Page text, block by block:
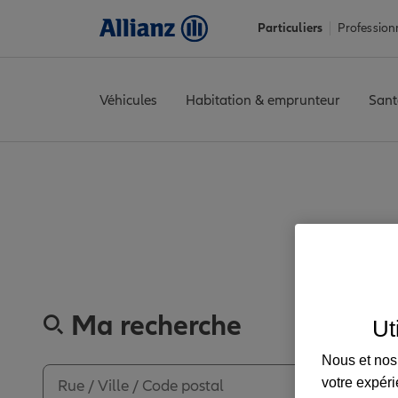
Particuliers
Véhicules Habitation & emprunteur
Ma recherche
Nous et
votre